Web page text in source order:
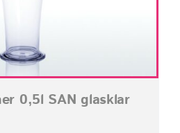
0,5l SAN glasklar